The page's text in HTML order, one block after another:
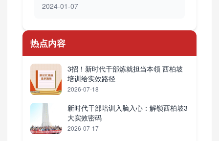
2024-01-07
热点内容
3招！新时代干部炼就担当本领 西柏坡
培训给实效路径
2026-07-18
新时代干部培训入脑入心：解锁西柏坡3
大实效密码
2026-07-17